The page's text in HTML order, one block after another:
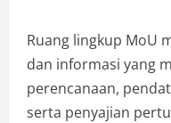
Ruang lingkup MoU
dan informasi yang
perencanaan,
serta penyajian